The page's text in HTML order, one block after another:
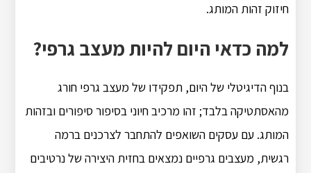
חיזוק זהות המותג.
למה כדאי היום להיות מעצב גרפי?
בנוף הדיגיטלי של היום, תפקידו של מעצב גרפי חורג
מהאסתטיקה בלבד; זהו מרכיב חיוני בסיפור סיפורים ובזהות
המותג. עם עסקים השואפים להתחבר לצרכנים ברמה
רגשית, מעצבים גרפיים נמצאים בחזית היצירה של נרטיבים